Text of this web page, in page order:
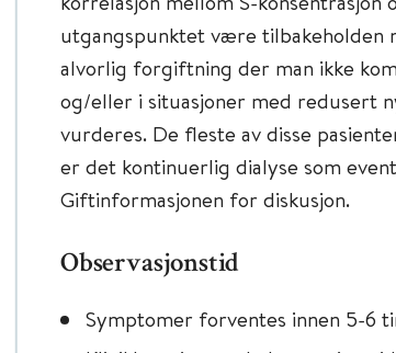
utgangspunktet være tilbakeholden
alvorlig forgiftning der man ikke
og/eller i situasjoner med redusert
vurderes. De fleste av disse
er det kontinuerlig dialyse som
Giftinformasjonen for diskusjon.
Observasjonstid
Symptomer forventes innen 5-6